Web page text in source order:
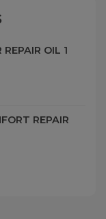
OIL 1
REPAIR